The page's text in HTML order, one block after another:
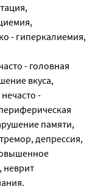
- гиперкалиемия,
- головная
вкуса,
-
памяти,
депрессия,
неврит